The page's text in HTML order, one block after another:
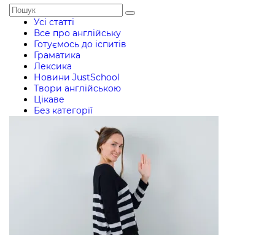
Усі статті
Все про англійську
Готуємось до іспитів
Граматика
Лексика
Новини JustSchool
Твори англійською
Цікаве
Без категорії